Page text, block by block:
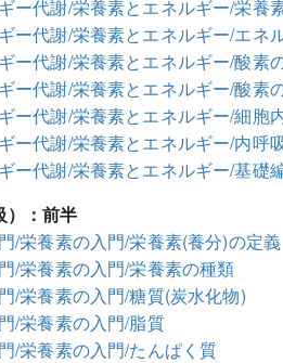
ー代謝/栄養素とエネルギー/栄養
ー代謝/栄養素とエネルギー/エネ
ー代謝/栄養素とエネルギー/酸素
ー代謝/栄養素とエネルギー/酸素
ー代謝/栄養素とエネルギー/細胞
ー代謝/栄養素とエネルギー/内呼
ー代謝/栄養素とエネルギー/基礎
）：前半
/栄養素の入門/栄養素(養分)の定義
/栄養素の入門/栄養素の種類
/栄養素の入門/糖質(炭水化物)
/栄養素の入門/脂質
/栄養素の入門/たんぱく質